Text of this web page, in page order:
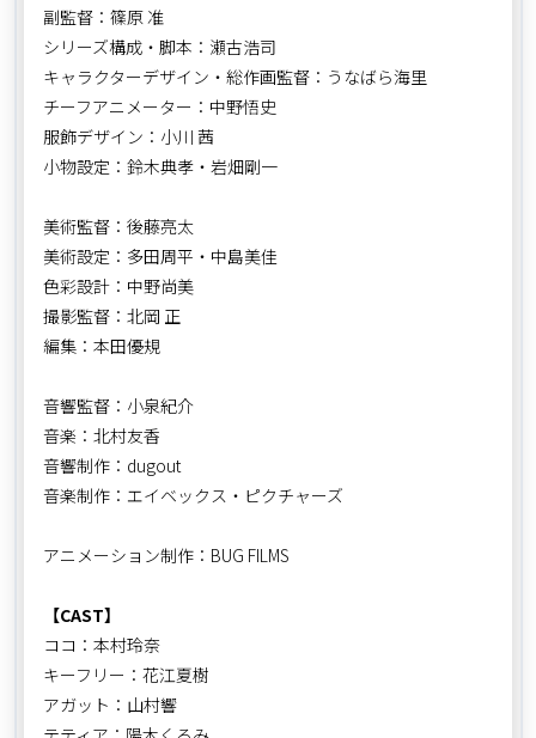
副監督：篠原 准
シリーズ構成・脚本：瀬古浩司
キャラクターデザイン・総作画監督：うなばら海里
チーフアニメーター：中野悟史
服飾デザイン：小川 茜
小物設定：鈴木典孝・岩畑剛一
美術監督：後藤亮太
美術設定：多田周平・中島美佳
色彩設計：中野尚美
撮影監督：北岡 正
編集：本田優規
音響監督：小泉紀介
音楽：北村友香
音響制作：dugout
音楽制作：エイベックス・ピクチャーズ
アニメーション制作：BUG FILMS
【CAST】
ココ：本村玲奈
キーフリー：花江夏樹
アガット：山村響